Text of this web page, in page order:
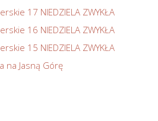
17 NIEDZIELA ZWYKŁA
16 NIEDZIELA ZWYKŁA
15 NIEDZIELA ZWYKŁA
na Jasną Górę